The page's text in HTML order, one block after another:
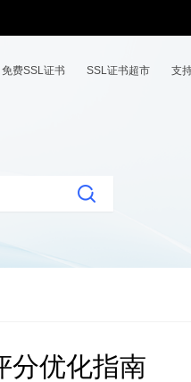
免费SSL证书 SSL证书超市 支
分优化指南